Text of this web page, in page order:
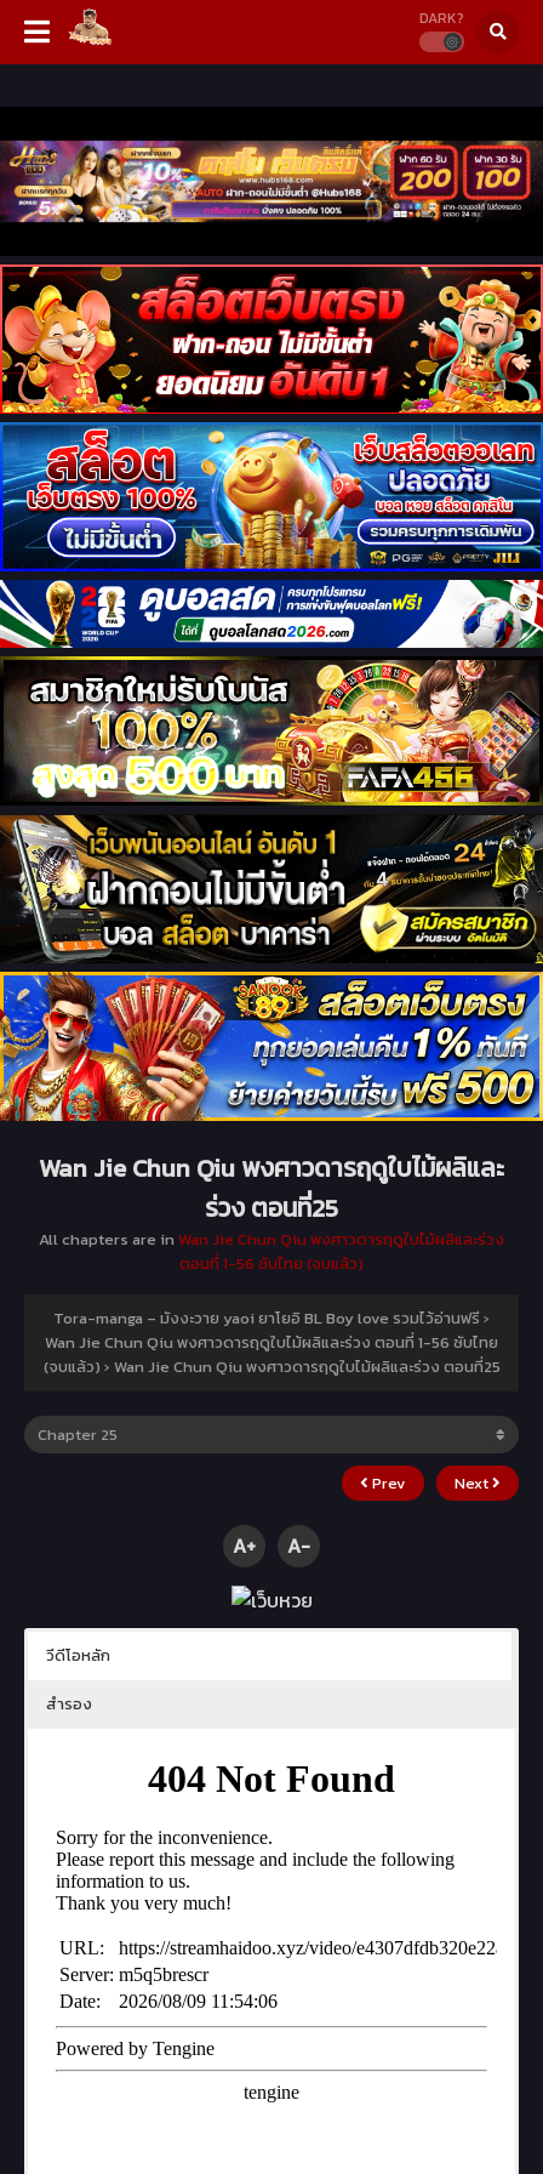
DARK?
Wan Jie Chun Qiu พงศาวดารฤดูใบไม้ผลิและ
ร่วง ตอนที่25
All chapters are in Wan Jie Chun Qiu พงศาวดารฤดูใบไม้ผลิและร่วง
ตอนที่ 1-56 ซับไทย (จบแล้ว)
Tora-manga – มังงะวาย yaoi ยาโยอิ BL Boy love รวมไว้อ่านฟรี ›
Wan Jie Chun Qiu พงศาวดารฤดูใบไม้ผลิและร่วง ตอนที่ 1-56 ซับไทย
(จบแล้ว) › Wan Jie Chun Qiu พงศาวดารฤดูใบไม้ผลิและร่วง ตอนที่25
Prev Next
A+ A-
วีดีโอหลัก
สำรอง